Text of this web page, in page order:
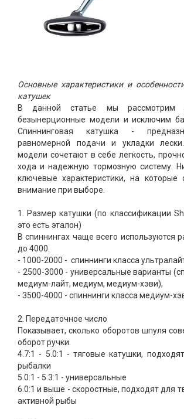
Основные характеристики и
катушек
В данной статье мы рассмотрим
безынерционные модели и исключим
Спиннинговая катушка -
равномерной подачи и укладки
модели сочетают в себе легкость,
хода и надежную тормозную систему.
ключевые характеристики, на которые
внимание при выборе.
1. Размер катушки (по классификации
это есть эталон)
В спиннингах чаще всего используются
до 4000.
- 1000-2000 - спиннинги класса
- 2500-3000 - универсальные варианты
медиум-лайт, медиум, медиум-хэви),
- 3500-4000 - спиннинги класса медиум-
2. Передаточное число
Показывает, сколько оборотов шпуля
оборот ручки.
4.7:1 - 5.0:1 - тяговые катушки,
рыбалки
5.0:1 - 5.3:1 - универсальные
6.0:1 и выше - скоростные, подходят для
активной рыбы